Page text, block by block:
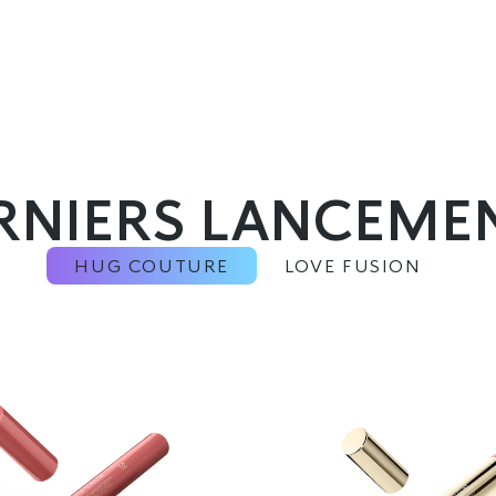
HUG COUTURE LOVE FUSION